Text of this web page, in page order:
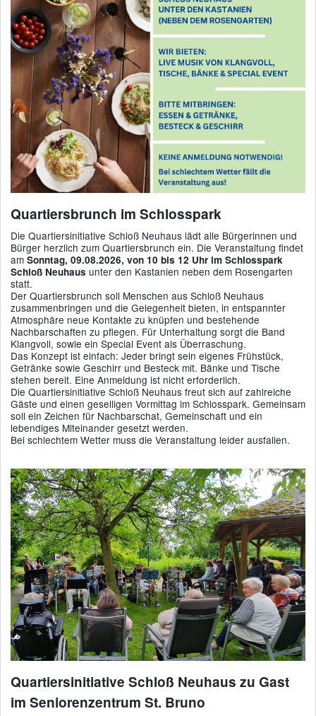
Quartiersbrunch im Schlosspark
Die Quartiersinitiative Schloß Neuhaus lädt alle Bürgerinnen und
Bürger herzlich zum Quartiersbrunch ein. Die Veranstaltung findet
am Sonntag, 09.08.2026, von 10 bis 12 Uhr im Schlosspark
Schloß Neuhaus unter den Kastanien neben dem Rosengarten
statt.
Der Quartiersbrunch soll Menschen aus Schloß Neuhaus
zusammenbringen und die Gelegenheit bieten, in entspannter
Atmosphäre neue Kontakte zu knüpfen und bestehende
Nachbarschaften zu pflegen. Für Unterhaltung sorgt die Band
Klangvoll, sowie ein Special Event als Überraschung.
Das Konzept ist einfach: Jeder bringt sein eigenes Frühstück,
Getränke sowie Geschirr und Besteck mit. Bänke und Tische
stehen bereit. Eine Anmeldung ist nicht erforderlich.
Die Quartiersinitiative Schloß Neuhaus freut sich auf zahlreiche
Gäste und einen geselligen Vormittag im Schlosspark. Gemeinsam
soll ein Zeichen für Nachbarschat, Gemeinschaft und ein
lebendiges Miteinander gesetzt werden.
Bei schlechtem Wetter muss die Veranstaltung leider ausfallen.
Quartiersinitiative Schloß Neuhaus zu Gast
im Seniorenzentrum St. Bruno